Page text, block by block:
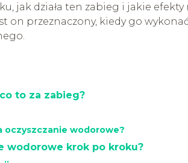
jak działa ten zabieg i jakie efekty
on przeznaczony, kiedy go
to za zabieg?
oczyszczanie wodorowe?
wodorowe krok po kroku?